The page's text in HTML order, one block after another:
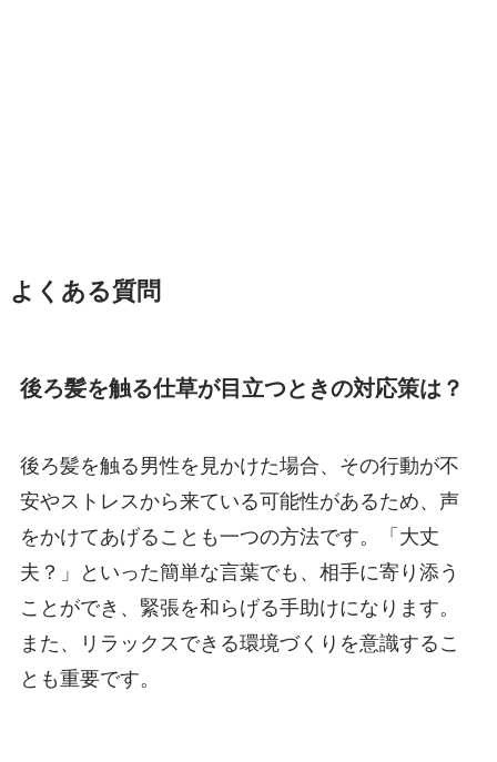
よくある質問
後ろ髪を触る仕草が目立つときの対応策は？
後ろ髪を触る男性を見かけた場合、その行動が不
安やストレスから来ている可能性があるため、声
をかけてあげることも一つの方法です。「大丈
夫？」といった簡単な言葉でも、相手に寄り添う
ことができ、緊張を和らげる手助けになります。
また、リラックスできる環境づくりを意識するこ
とも重要です。